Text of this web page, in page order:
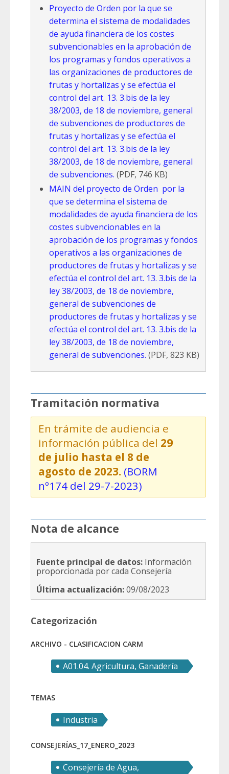
Proyecto de Orden por la que se
determina el sistema de modalidades
de ayuda financiera de los costes
subvencionables en la aprobación de
los programas y fondos operativos a
las organizaciones de productores de
frutas y hortalizas y se efectúa el
control del art. 13. 3.bis de la ley
38/2003, de 18 de noviembre, general
de subvenciones de productores de
frutas y hortalizas y se efectúa el
control del art. 13. 3.bis de la ley
38/2003, de 18 de noviembre, general
de subvenciones. (PDF, 746 KB)
MAIN del proyecto de Orden por la
que se determina el sistema de
modalidades de ayuda financiera de los
costes subvencionables en la
aprobación de los programas y fondos
operativos a las organizaciones de
productores de frutas y hortalizas y se
efectúa el control del art. 13. 3.bis de la
ley 38/2003, de 18 de noviembre,
general de subvenciones de
productores de frutas y hortalizas y se
efectúa el control del art. 13. 3.bis de la
ley 38/2003, de 18 de noviembre,
general de subvenciones. (PDF, 823 KB)
Tramitación normativa
En trámite de audiencia e
información pública del 29
de julio hasta el 8 de
agosto de 2023. (BORM
nº174 del 29-7-2023)
Nota de alcance
Fuente principal de datos: Información
proporcionada por cada Consejería
Última actualización:09/08/2023
Categorización
ARCHIVO - CLASIFICACION CARM
A01.04. Agricultura, Ganadería
TEMAS
Industria
CONSEJERÍAS_17_ENERO_2023
Consejería de Agua,